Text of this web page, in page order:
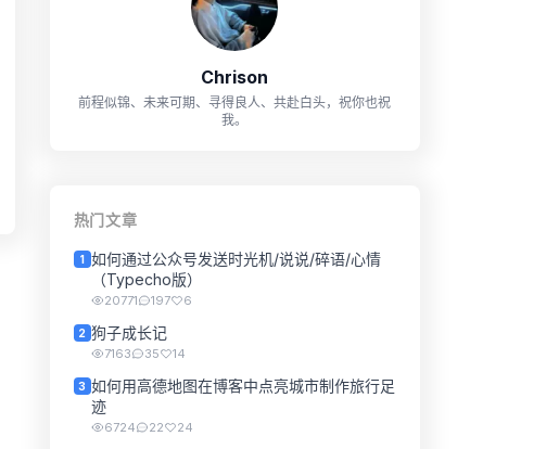
Chrison
前程似锦、未来可期、寻得良人、共赴白头，祝你也祝
我。
热门文章
1 如何通过公众号发送时光机/说说/碎语/心情
（Typecho版）
20771 197 6
2 狗子成长记
7163 35 14
3 如何用高德地图在博客中点亮城市制作旅行足
迹
6724 22 24